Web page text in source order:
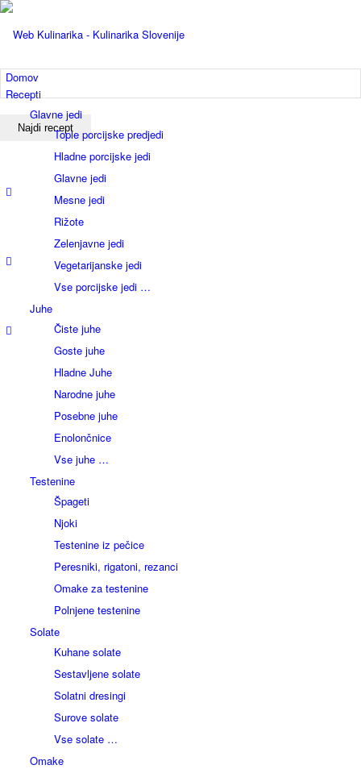
Domov
Recepti
Glavne jedi
Tople porcijske predjedi
Hladne porcijske jedi
Glavne jedi
Mesne jedi
Rižote
Zelenjavne jedi
Vegetarijanske jedi
Vse porcijske jedi …
Juhe
Čiste juhe
Goste juhe
Hladne Juhe
Narodne juhe
Posebne juhe
Enolončnice
Vse juhe …
Testenine
Špageti
Njoki
Testenine iz pečice
Peresniki, rigatoni, rezanci
Omake za testenine
Polnjene testenine
Solate
Kuhane solate
Sestavljene solate
Solatni dresingi
Surove solate
Vse solate …
Omake